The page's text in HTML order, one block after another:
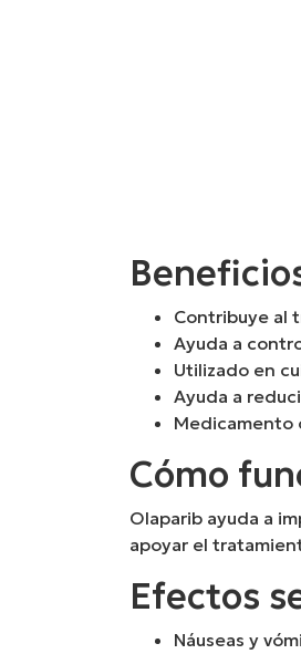
Contribuye al
Ayuda a
Utilizado en
Ayuda a
Medicamento
Cómo
Olaparib ayuda a
apoyar el
Efectos
Náuseas y